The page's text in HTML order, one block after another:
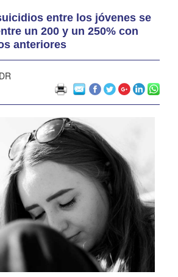
entre los jóvenes se
un 200 y un 250% con
anteriores
DR